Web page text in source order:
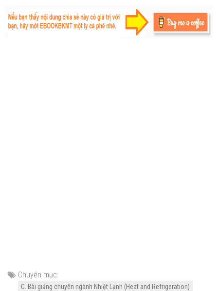
Chuyên mục:
C. Bài giảng chuyên ngành Nhiệt Lạnh (Heat and Refrigeration)